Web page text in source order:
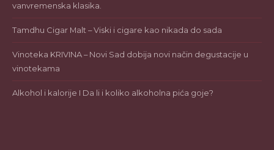
vanvremenska klasika.
Tamdhu Cigar Malt – Viski i cigare kao nikada do sada
Vinoteka KRIVINA – Novi Sad dobija novi način degustacije u
vinotekama
Alkohol i kalorije I Da li i koliko alkoholna pića goje?